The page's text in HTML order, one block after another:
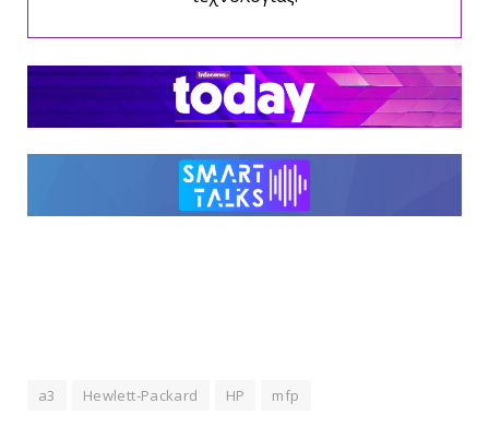
a3 Hewlett-Packard HP mfp